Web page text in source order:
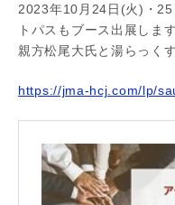
2023年10月24日(火)・
トパスもブース出展しま
親方松尾大氏と湯らっく
https://jma-hcj.com/lp/